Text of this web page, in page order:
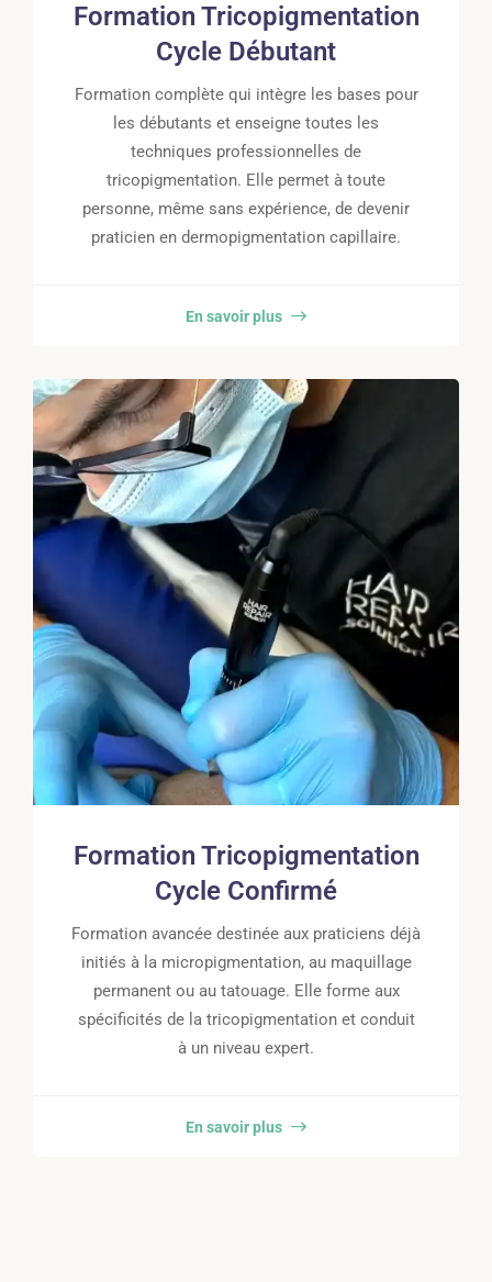
Formation Tricopigmentation
Cycle Débutant
Formation complète qui intègre les bases pour
les débutants et enseigne toutes les
techniques professionnelles de
tricopigmentation. Elle permet à toute
personne, même sans expérience, de devenir
praticien en dermopigmentation capillaire.
En savoir plus
Formation Tricopigmentation
Cycle Confirmé
Formation avancée destinée aux praticiens déjà
initiés à la micropigmentation, au maquillage
permanent ou au tatouage. Elle forme aux
spécificités de la tricopigmentation et conduit
à un niveau expert.
En savoir plus